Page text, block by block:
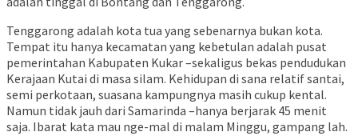
Tenggarong adalah kota tua yang sebenarnya bukan kota.
Tempat itu hanya kecamatan yang kebetulan adalah pusat
pemerintahan Kabupaten Kukar –sekaligus bekas pendudukan
Kerajaan Kutai di masa silam. Kehidupan di sana relatif santai,
semi perkotaan, suasana kampungnya masih cukup kental.
Namun tidak jauh dari Samarinda –hanya berjarak 45 menit
saja. Ibarat kata mau nge-mal di malam Minggu, gampang lah.